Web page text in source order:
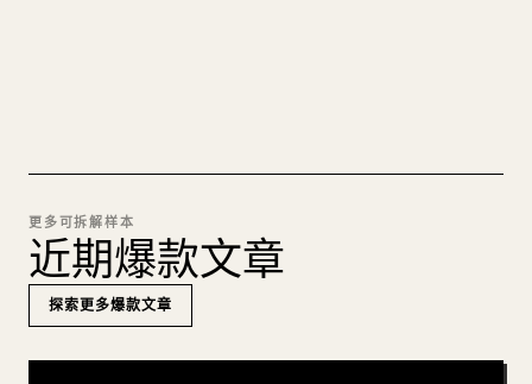
更多可拆解样本
近期爆款文章
探索更多爆款文章